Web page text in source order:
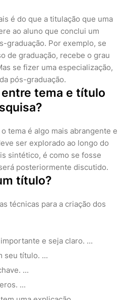
é do que a titulação que uma
ao aluno que conclui um
graduação. Por exemplo, se
de graduação, recebe o grau
se fizer uma especialização,
pós-graduação.
tema e título
tema é algo mais abrangente e
ser explorado ao longo do
sintético, é como se fosse
posteriormente discutido.
título?
técnicas para a criação dos
e seja claro. ...
seu título. ...
...
...